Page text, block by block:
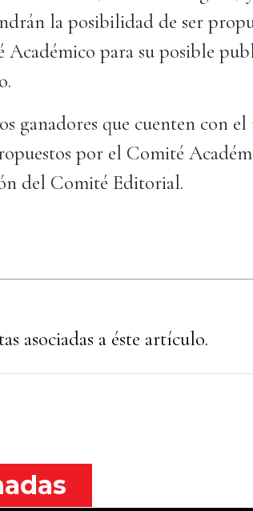
la posibilidad de ser
Académico para su posible
ganadores que cuenten con
por el Comité
del Comité Editorial.
asociadas a éste artículo.